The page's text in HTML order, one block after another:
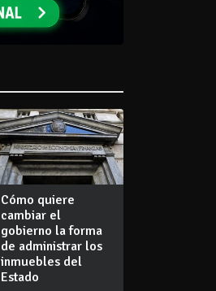
Cómo quiere
cambiar el
gobierno la forma
de administrar los
inmuebles del
Estado